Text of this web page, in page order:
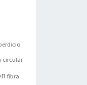
circular
fibra